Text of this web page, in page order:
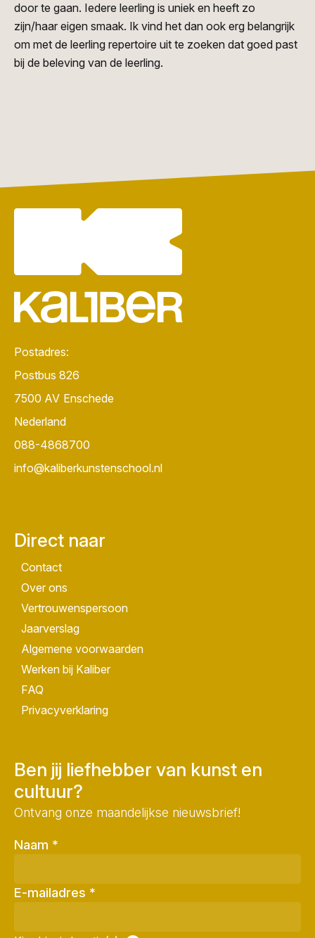
door te gaan. Iedere leerling is uniek en heeft zo
zijn/haar eigen smaak. Ik vind het dan ook erg belangrijk
om met de leerling repertoire uit te zoeken dat goed past
bij de beleving van de leerling.
Postadres:
Postbus 826
7500 AV Enschede
Nederland
088-4868700
info@kaliberkunstenschool.nl
Direct naar
Contact
Over ons
Vertrouwenspersoon
Jaarverslag
Algemene voorwaarden
Werken bij Kaliber
FAQ
Privacyverklaring
Ben jij liefhebber van kunst en
cultuur?
Ontvang onze maandelijkse nieuwsbrief!
Naam *
E-mailadres *